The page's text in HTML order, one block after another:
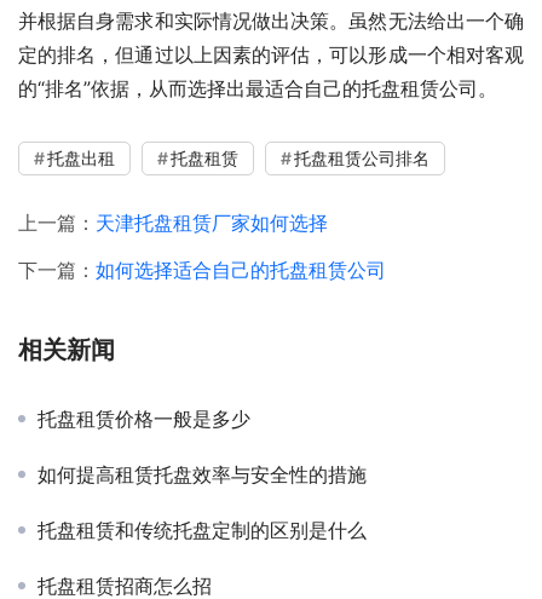
并根据自身需求和实际情况做出决策。虽然无法给出一个确
定的排名，但通过以上因素的评估，可以形成一个相对客观
的“排名”依据，从而选择出最适合自己的托盘租赁公司。
托盘出租 托盘租赁 托盘租赁公司排名
上一篇： 天津托盘租赁厂家如何选择
下一篇： 如何选择适合自己的托盘租赁公司
相关新闻
托盘租赁价格一般是多少
如何提高租赁托盘效率与安全性的措施
托盘租赁和传统托盘定制的区别是什么
托盘租赁招商怎么招